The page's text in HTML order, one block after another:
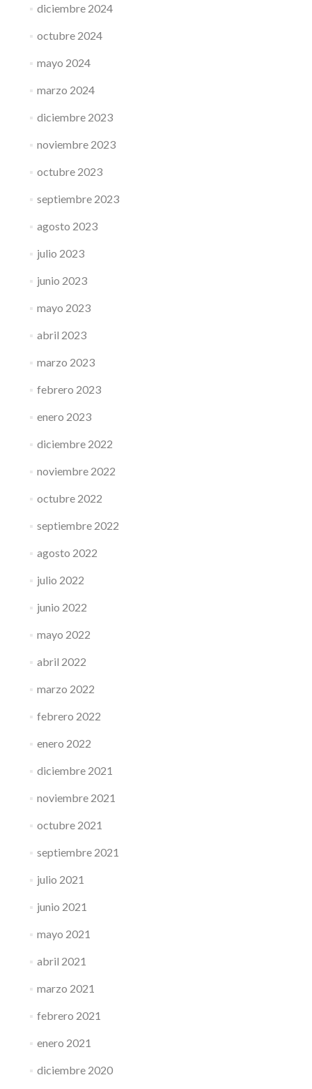
diciembre 2024
octubre 2024
mayo 2024
marzo 2024
diciembre 2023
noviembre 2023
octubre 2023
septiembre 2023
agosto 2023
julio 2023
junio 2023
mayo 2023
abril 2023
marzo 2023
febrero 2023
enero 2023
diciembre 2022
noviembre 2022
octubre 2022
septiembre 2022
agosto 2022
julio 2022
junio 2022
mayo 2022
abril 2022
marzo 2022
febrero 2022
enero 2022
diciembre 2021
noviembre 2021
octubre 2021
septiembre 2021
julio 2021
junio 2021
mayo 2021
abril 2021
marzo 2021
febrero 2021
enero 2021
diciembre 2020